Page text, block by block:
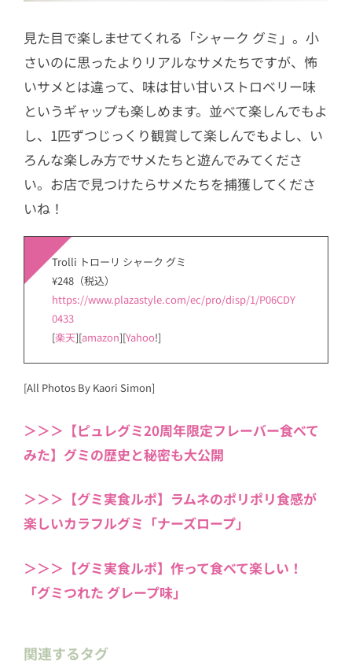
見た目で楽しませてくれる「シャーク グミ」。小
さいのに思ったよりリアルなサメたちですが、怖
いサメとは違って、味は甘い甘いストロベリー味
というギャップも楽しめます。並べて楽しんでもよ
し、1匹ずつじっくり観賞して楽しんでもよし、い
ろんな楽しみ方でサメたちと遊んでみてくださ
い。お店で見つけたらサメたちを捕獲してくださ
いね！
Trolli トローリ シャーク グミ
¥248（税込）
https://www.plazastyle.com/ec/pro/disp/1/P06CDY
0433
[楽天][amazon][Yahoo!]
[All Photos By Kaori Simon]
＞＞＞【ピュレグミ20周年限定フレーバー食べて
みた】グミの歴史と秘密も大公開
＞＞＞【グミ実食ルポ】ラムネのポリポリ食感が
楽しいカラフルグミ「ナーズロープ」
＞＞＞【グミ実食ルポ】作って食べて楽しい！
「グミつれた グレープ味」
関連するタグ